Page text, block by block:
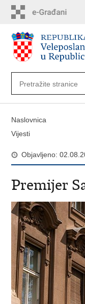
sadržaj
Naslovnica
Vijesti
Objavljeno:
Premijer